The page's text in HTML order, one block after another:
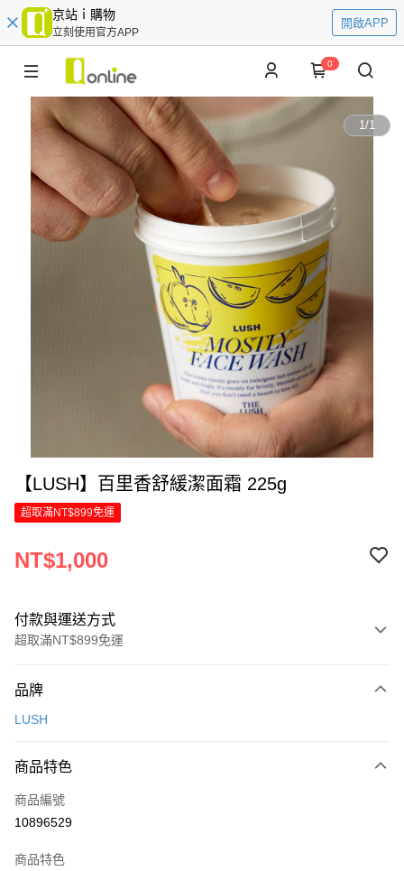
京站ｉ購物
立刻使用官方APP
開啟APP
0
1/1
【LUSH】百里香舒緩潔面霜 225g
超取滿NT$899免運
NT$1,000
付款與運送方式
超取滿NT$899免運
信用卡一次付款
Apple Pay
街口支付
Google Pay
品牌
LUSH
商品特色
商品編號
10896529
商品特色